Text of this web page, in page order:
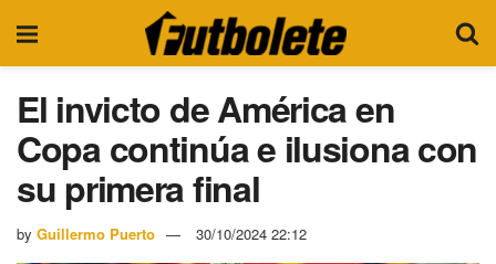
El invicto de América en
Copa continúa e ilusiona con
su primera final
by Guillermo Puerto 30/10/2024 22:12